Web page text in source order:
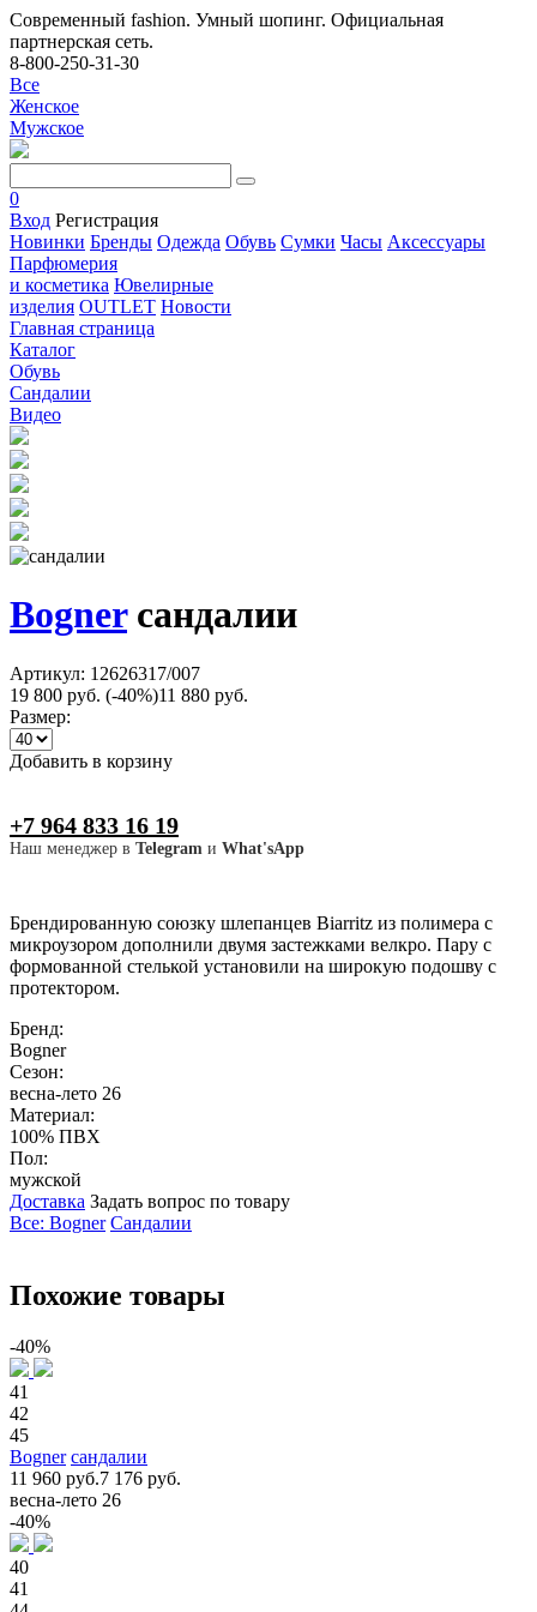
Современный fashion. Умный шопинг. Официальная
партнерская сеть.
8-800-250-31-30
Все
Женское
Мужское
0
Вход Регистрация
Новинки Бренды Одежда Обувь Сумки Часы Аксессуары
Парфюмерия
и косметика Ювелирные
изделия OUTLET Новости
Главная страница
Каталог
Обувь
Сандалии
Видео
Bognerсандалии
Артикул: 12626317/007
19 800 руб. (-40%)11 880 руб.
Размер:
Добавить в корзину
+7 964 833 16 19
Наш менеджер в Telegram и What'sApp
Брендированную союзку шлепанцев Biarritz из полимера с
микроузором дополнили двумя застежками велкро. Пару с
формованной стелькой установили на широкую подошву с
протектором.
Бренд:
Bogner
Сезон:
весна-лето 26
Материал:
100% ПВХ
Пол:
мужской
Доставка Задать вопрос по товару
Все: Bogner Сандалии
Похожие товары
-40%
41
42
45
Bogner сандалии
11 960 руб.7 176 руб.
весна-лето 26
-40%
40
41